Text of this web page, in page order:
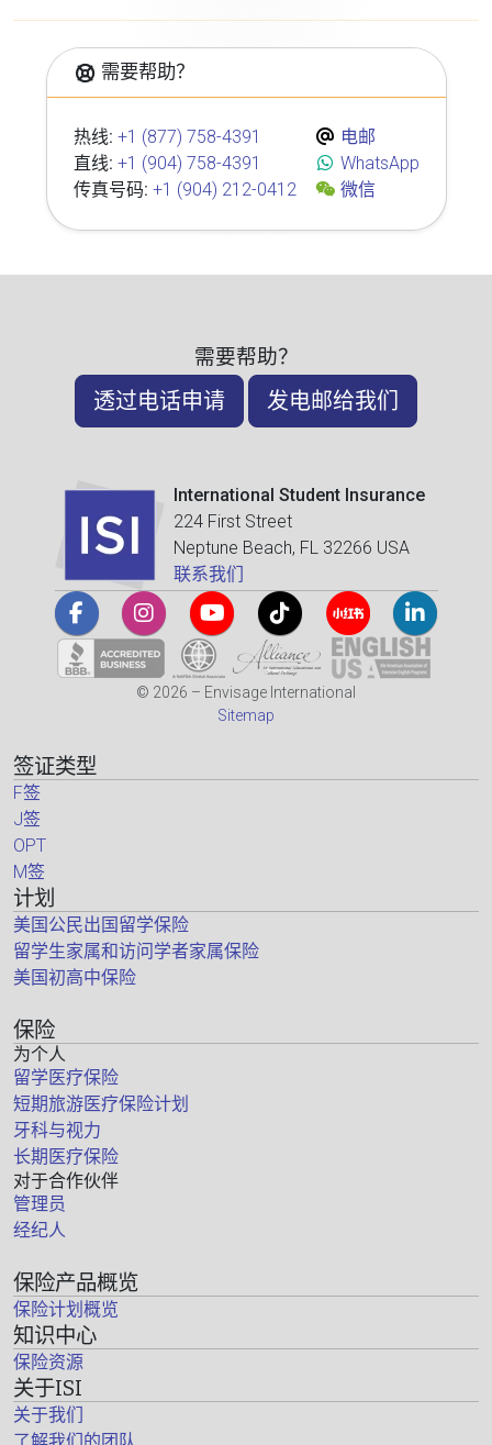
需要帮助？
热线: +1 (877) 758-4391
直线: +1 (904) 758-4391
传真号码: +1 (904) 212-0412
电邮
WhatsApp
微信
需要帮助？
透过电话申请 发电邮给我们
International Student Insurance
224 First Street
Neptune Beach, FL 32266 USA
联系我们
© 2026 – Envisage International
Sitemap
签证类型
F签
J签
OPT
M签
计划
美国公民出国留学保险
留学生家属和访问学者家属保险
美国初高中保险
保险
为个人
留学医疗保险
短期旅游医疗保险计划
牙科与视力
长期医疗保险
对于合作伙伴
管理员
经纪人
保险产品概览
保险计划概览
知识中心
保险资源
关于ISI
关于我们